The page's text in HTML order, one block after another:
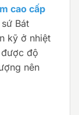
cao cấp
Bát
kỹ ở nhiệt
độ
nên